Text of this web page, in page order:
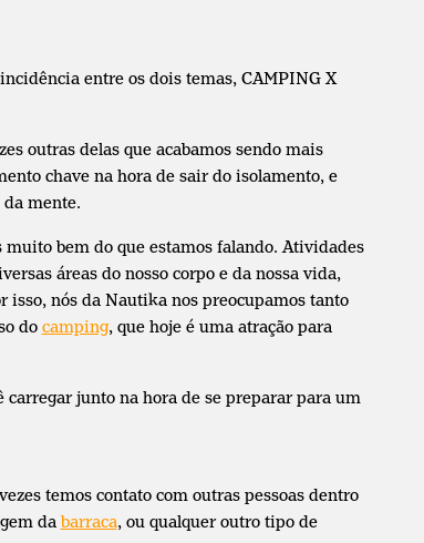
entre os dois temas, CAMPING X
outras delas que acabamos sendo mais
chave na hora de sair do isolamento, e
mente.
bem do que estamos falando. Atividades
áreas do nosso corpo e da nossa vida,
isso, nós da Nautika nos preocupamos tanto
do camping, que hoje é uma atração para
junto na hora de se preparar para um
temos contato com outras pessoas dentro
da barraca, ou qualquer outro tipo de